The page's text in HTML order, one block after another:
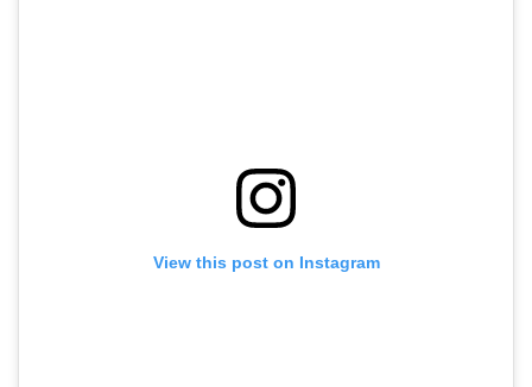
View this post on Instagram